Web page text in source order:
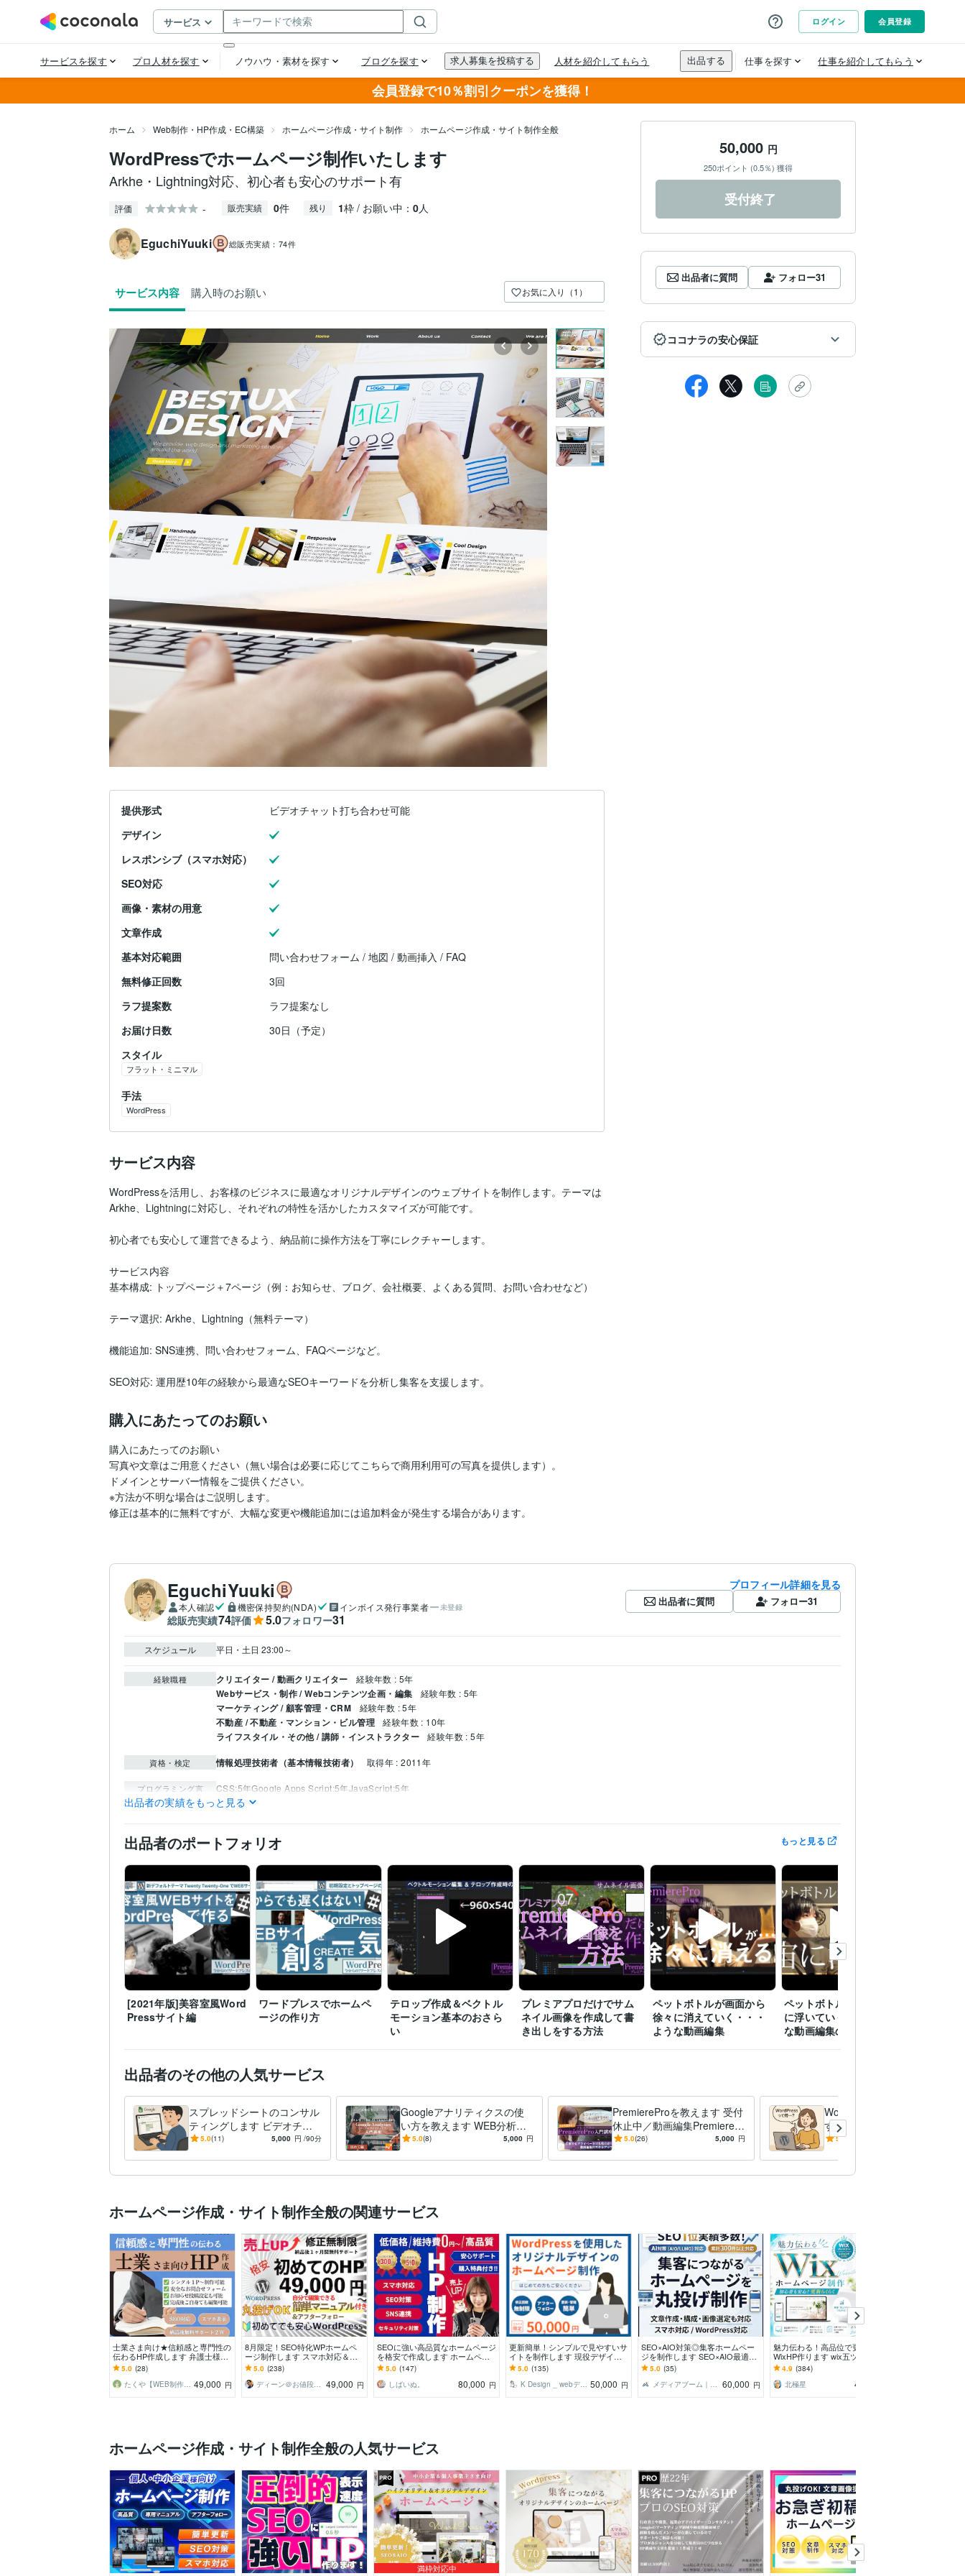
会員登録で10％割引クーポンを獲得！
ホーム Web制作・HP作成・EC構築 ホームページ作成・サイト制作 ホームページ作成・サイト制作全般
WordPressでホームページ制作いたします
Arkhe・Lightning対応、初心者も安心のサポート有
評価 - 販売実績 0件 残り 1枠 / お願い中： 0人
EguchiYuuki 総販売実績： 74件
サービス内容 購入時のお願い お気に入り（1）
提供形式
ビデオチャット打ち合わせ可能
デザイン
レスポンシブ（スマホ対応）
SEO対応
画像・素材の用意
文章作成
基本対応範囲
問い合わせフォーム / 地図 / 動画挿入 / FAQ
無料修正回数
3回
ラフ提案数
ラフ提案なし
お届け日数
30日（予定）
スタイル
フラット・ミニマル
手法
WordPress
サービス内容
WordPressを活用し、お客様のビジネスに最適なオリジナルデザインのウェブサイトを制作します。テーマは
Arkhe、Lightningに対応し、それぞれの特性を活かしたカスタマイズが可能です。
初心者でも安心して運営できるよう、納品前に操作方法を丁寧にレクチャーします。
サービス内容
基本構成: トップページ＋7ページ（例：お知らせ、ブログ、会社概要、よくある質問、お問い合わせなど）
テーマ選択: Arkhe、Lightning（無料テーマ）
機能追加: SNS連携、問い合わせフォーム、FAQページなど。
SEO対応: 運用歴10年の経験から最適なSEOキーワードを分析し集客を支援します。
購入にあたってのお願い
購入にあたってのお願い
写真や文章はご用意ください（無い場合は必要に応じてこちらで商用利用可の写真を提供します）。
ドメインとサーバー情報をご提供ください。
※方法が不明な場合はご説明します。
修正は基本的に無料ですが、大幅な変更や機能追加には追加料金が発生する場合があります。
50,000 円
250ポイント (0.5％) 獲得
受付終了
出品者に質問 フォロー31
ココナラの安心保証
EguchiYuuki
本人確認 機密保持契約(NDA) インボイス発行事業者 未登録
総販売実績74評価 5.0フォロワー31
プロフィール詳細を見る
出品者に質問 フォロー31
スケジュール 平日・土日 23:00～
経験職種 クリエイター / 動画クリエイター 経験年数 : 5年
Webサービス・制作 / Webコンテンツ企画・編集 経験年数 : 5年
マーケティング / 顧客管理・CRM 経験年数 : 5年
不動産 / 不動産・マンション・ビル管理 経験年数 : 10年
ライフスタイル・その他 / 講師・インストラクター 経験年数 : 5年
資格・検定 情報処理技術者（基本情報技術者） 取得年 : 2011年
プログラミング言
語・フレームワーク
CSS:5年Google Apps Script:5年JavaScript:5年
ビジネス・クリエイ WordPress:5年Excel:5年Google サイト:5年Google スプレッドシート:5年Google スライド:5年Google ドキュメント:5年PowerPoint:5年Word:5年
Adobe Photoshop:5年
得意分野 動画編集・映像制作 PremierePro(プレミアプロ)
Web制作・HP作成・EC構築
出品者の実績をもっと見る
出品者のポートフォリオ もっと見る
[2021年版]美容室風Word
Pressサイト編
ワードプレスでホームペ
ージの作り方
テロップ作成＆ベクトル
モーション基本のおさら
い
プレミアプロだけでサム
ネイル画像を作成して書
き出しをする方法
ペットボトルが画面から
徐々に消えていく・・・
ような動画編集
ペットボトルが徐々に宙
に浮いていく・・・よう
な動画編集の方法
出品者のその他の人気サービス
スプレッドシートのコンサル
ティングします ビデオチャ
ットで “わからない” を “でき
5.0(11) 5,000 円 /90分
Googleアナリティクスの使
い方を教えます WEB分析の
Googleアナリティクスをス
5.0(8) 5,000 円
PremiereProを教えます 受付
休止中／動画編集PremierePr
oのスキルアップ
5.0(26) 5,000 円
WordPressの使い方を教えま
す WordPressって何…？と
いう方の使い方レクチャー
5.0
ホームページ作成・サイト制作全般の関連サービス
士業さま向け★信頼感と専門性の
伝わるHP作成します 弁護士様、
司法書士様、行政書士様、社労士
様、税理士様向けに！
5.0 (28)
たくや【WEB制作 G_conure】 49,000 円
8月限定！SEO特化WPホームペ
ージ制作します スマホ対応＆初
心者向けWPサイト制作【49,000
円】
5.0 (238)
ディーン＠お値段以上！ 49,000 円
SEOに強い高品質なホームページ
を格安で作成します ホームペー
ジ制作歴10年以上！安いけど本格
的なHP制作
5.0 (147)
しばいぬ。
80,000 円
更新簡単！シンプルで見やすいサ
イトを制作します 現役デザイナ
ー制作のスタイリッシュなWebサ
イト制作
5.0 (135)
K Design _ webデザイン制作 50,000 円
SEO×AIO対策◎集客ホームペー
ジを制作します SEO×AIO最適化
(LLMO)◎丸投げOKで作成します
5.0 (35)
メディアブーム｜Web集客の専門家 60,000 円
魅力伝わる！高品位で更新簡単な
WixHP作ります wix五ツ星パート
ナーが作るスッキリきれいな集客
ホームページ
4.9 (384)
北極星
46,000
ホームページ作成・サイト制作全般の人気サービス
満枠対応中